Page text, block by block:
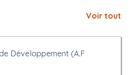
Voir tout
Développement (A.F